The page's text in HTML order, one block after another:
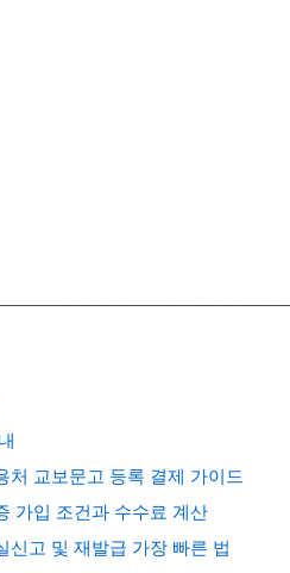
처 교보문고 등록 결제 가이드
가입 조건과 수수료 계산
신고 및 재발급 가장 빠른 법